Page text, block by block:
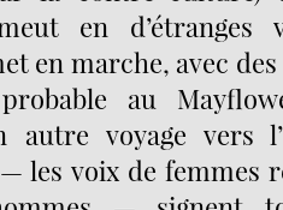
en d’étranges
en marche, avec
au
autre voyage vers
les voix de femmes